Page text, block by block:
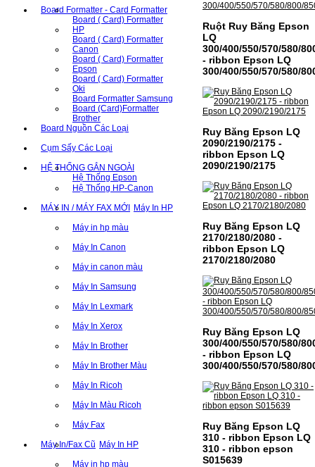
Board Formatter - Card Formatter
Board ( Card) Formatter
HP
Board ( Card) Formatter
Canon
Board ( Card) Formatter
Epson
Board ( Card) Formatter
Oki
Board Formatter Samsung
Board (Card)Formatter
Brother
Board Nguồn Các Loại
Cụm Sấy Các Loại
HỆ THỐNG GẮN NGOÀI
Hệ Thống Epson
Hệ Thống HP-Canon
MÁY IN / MÁY FAX MỚI Máy In HP
Máy in hp màu
Máy In Canon
Máy in canon màu
Máy In Samsung
Máy In Lexmark
Máy In Xerox
Máy In Brother
Máy In Brother Màu
Máy In Ricoh
Máy In Màu Ricoh
Máy Fax
Máy In/Fax Cũ Máy In HP
Máy in hp màu
Ruột Ruy Băng Epson
LQ
300/400/550/570/580/
- ribbon Epson LQ
300/400/550/570/580/
Ruy Băng Epson LQ
2090/2190/2175 -
ribbon Epson LQ
2090/2190/2175
Ruy Băng Epson LQ
2170/2180/2080 -
ribbon Epson LQ
2170/2180/2080
Ruy Băng Epson LQ
300/400/550/570/580/
- ribbon Epson LQ
300/400/550/570/580/
Ruy Băng Epson LQ
310 - ribbon Epson LQ
310 - ribbon epson
S015639